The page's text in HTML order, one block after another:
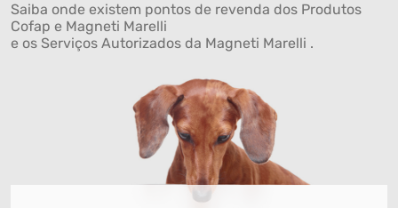
Saiba onde existem pontos de revenda dos Produtos
Cofap e Magneti Marelli
e os Serviços Autorizados da Magneti Marelli .